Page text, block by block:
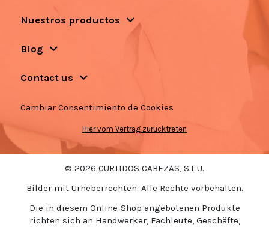
Nuestros productos
Blog
Contact us
Cambiar Consentimiento de Cookies
Hier vom Vertrag zurücktreten
© 2026 CURTIDOS CABEZAS, S.L.U.
Bilder mit Urheberrechten. Alle Rechte vorbehalten.
Die in diesem Online-Shop angebotenen Produkte
richten sich an Handwerker, Fachleute, Geschäfte,